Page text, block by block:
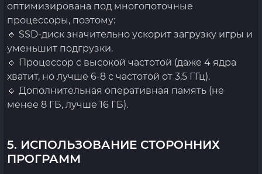
оптимизирована под многопоточные
процессоры, поэтому:
🔹 SSD-диск значительно ускорит загрузку игры и
уменьшит подгрузки.
🔹 Процессор с высокой частотой (даже 4 ядра
хватит, но лучше 6-8 с частотой от 3.5 ГГц).
🔹 Дополнительная оперативная память (не
менее 8 ГБ, лучше 16 ГБ).
5. ИСПОЛЬЗОВАНИЕ СТОРОННИХ
ПРОГРАММ